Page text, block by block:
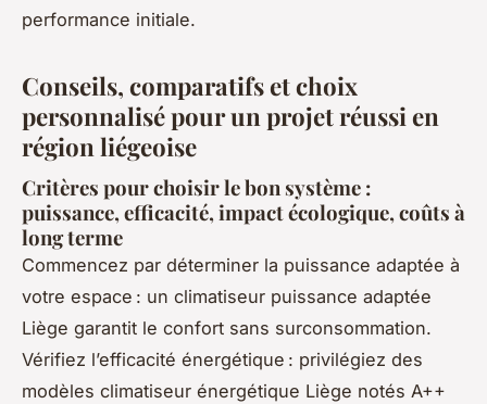
performance initiale.
Conseils, comparatifs et choix
personnalisé pour un projet réussi en
région liégeoise
Critères pour choisir le bon système :
puissance, efficacité, impact écologique, coûts à
long terme
Commencez par déterminer la puissance adaptée à
votre espace : un climatiseur puissance adaptée
Liège garantit le confort sans surconsommation.
Vérifiez l’efficacité énergétique : privilégiez des
modèles climatiseur énergétique Liège notés A++